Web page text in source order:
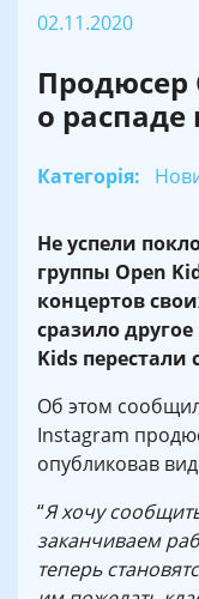
02.11.2020
Продюсер
о распаде
Категорія:
Не успели
группы Open
концертов
сразило
Kids перестали
Об этом
Instagram
опубликовав
“Я хочу
заканчиваем
теперь